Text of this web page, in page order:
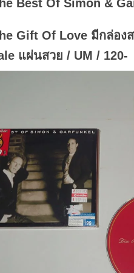
Best Of Simon &
Gift Of Love มีกล่อง
แผ่นสวย / UM / 120-